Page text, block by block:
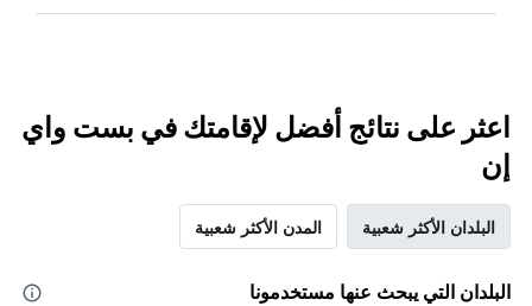
اعثر على نتائج أفضل لإقامتك في بست واي
إن
البلدان الأكثر شعبية المدن الأكثر شعبية
البلدان التي يبحث عنها مستخدمونا